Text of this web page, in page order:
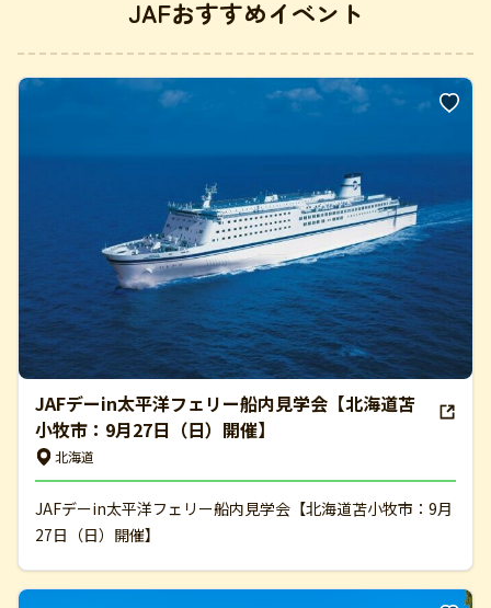
JAFおすすめイベント
JAFデーin太平洋フェリー船内見学会【北海道苫
小牧市：9月27日（日）開催】
北海道
JAFデーin太平洋フェリー船内見学会【北海道苫小牧市：9月
27日（日）開催】